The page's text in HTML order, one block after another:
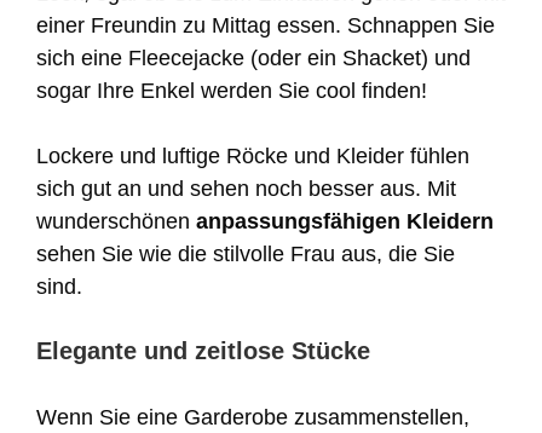
einer Freundin zu Mittag essen. Schnappen Sie
sich eine Fleecejacke (oder ein Shacket) und
sogar Ihre Enkel werden Sie cool finden!
Lockere und luftige Röcke und Kleider fühlen
sich gut an und sehen noch besser aus. Mit
wunderschönen anpassungsfähigen Kleidern
sehen Sie wie die stilvolle Frau aus, die Sie
sind.
Elegante und zeitlose Stücke
Wenn Sie eine Garderobe zusammenstellen,